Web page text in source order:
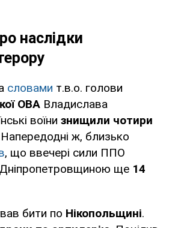
наслідки
словами т.в.о. голови
ОВА Владислава
воїни знищили чотири
Напередодні ж, близько
, що ввечері сили ППО
ще 14
бити по Нікопольщині.